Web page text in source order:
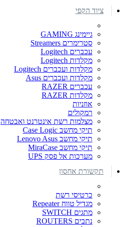
ציוד הקפי
גיימינג GAMING
סטרימרים Streamers
עכברים Logitech
מקלדות Logitech
מקלדות ועכברים Logitech
מקלדות ועכברים Asus
עכברים RAZER
מקלדות RAZER
אוזניות
רמקולים
מצלמות רשת אינטרנט ואבטחה
תיקי מחשב Case Logic
תיקי מחשב Lenovo Asus
תיקי מחשב MiraCase
מערכות אל פסק UPS
תקשורת אחסון
כרטיסי רשת
מגדיל טווח Repeater
מתגים SWITCH
נתבים ROUTERS